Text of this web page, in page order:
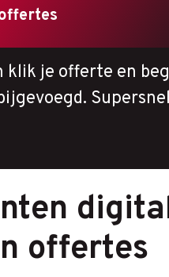
klik je offerte en
offertes